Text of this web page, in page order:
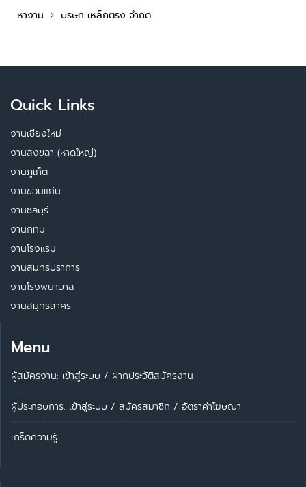
หางาน บริษัท เหล็กตรัง จำกัด
Quick Links
งานเชียงใหม่
งานสงขลา (หาดใหญ่)
งานภูเก็ต
งานขอนแก่น
งานชลบุรี
งานกทม
งานโรงแรม
งานสมุทรปราการ
งานโรงพยาบาล
งานสมุทรสาคร
Menu
ผู้สมัครงาน: เข้าสู่ระบบ / ฝากประวัติสมัครงาน
ผู้ประกอบการ: เข้าสู่ระบบ / สมัครสมาชิก / อัตราค่าโฆษณา
เกร็ดความรู้